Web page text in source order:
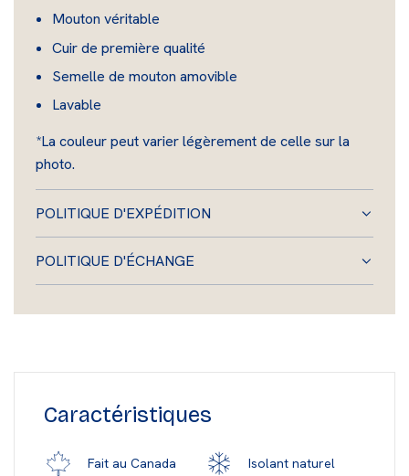
.
Mouton véritable
Cuir de première qualité
Semelle de mouton amovible
Lavable
*La couleur peut varier légèrement de celle sur la
photo.
POLITIQUE D'EXPÉDITION
POLITIQUE D'ÉCHANGE
Caractéristiques
Fait au Canada Isolant naturel